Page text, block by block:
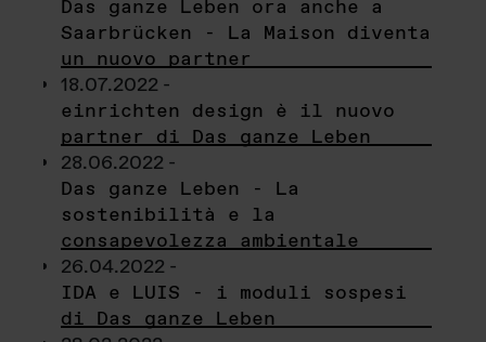
Das ganze Leben ora anche a
Saarbrücken - La Maison diventa
un nuovo partner
18.07.2022 -
einrichten design è il nuovo
partner di Das ganze Leben
28.06.2022 -
Das ganze Leben - La
sostenibilità e la
consapevolezza ambientale
26.04.2022 -
IDA e LUIS - i moduli sospesi
di Das ganze Leben